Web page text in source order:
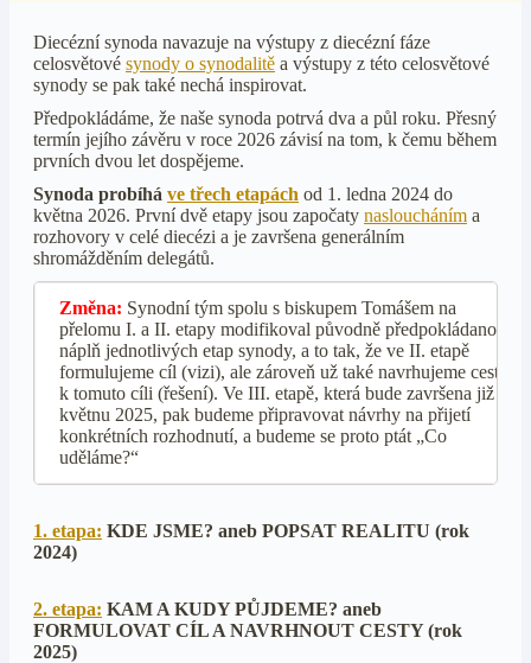
Diecézní synoda navazuje na výstupy z diecézní fáze
celosvětové synody o synodalitě a výstupy z této celosvětové
synody se pak také nechá inspirovat.
Předpokládáme, že naše synoda potrvá dva a půl roku. Přesný
termín jejího závěru v roce 2026 závisí na tom, k čemu během
prvních dvou let dospějeme.
Synoda probíhá ve třech etapách od 1. ledna 2024 do
května 2026. První dvě etapy jsou započaty nasloucháním a
rozhovory v celé diecézi a je završena generálním
shromážděním delegátů.
Změna: Synodní tým spolu s biskupem Tomášem na
přelomu I. a II. etapy modifikoval původně předpokládanou
náplň jednotlivých etap synody, a to tak, že ve II. etapě
formulujeme cíl (vizi), ale zároveň už také navrhujeme cesty
k tomuto cíli (řešení). Ve III. etapě, která bude završena již v
květnu 2025, pak budeme připravovat návrhy na přijetí
konkrétních rozhodnutí, a budeme se proto ptát „Co
uděláme?“
1. etapa: KDE JSME? aneb POPSAT REALITU (rok
2024)
2. etapa: KAM A KUDY PŮJDEME? aneb
FORMULOVAT CÍL A NAVRHNOUT CESTY (rok
2025)